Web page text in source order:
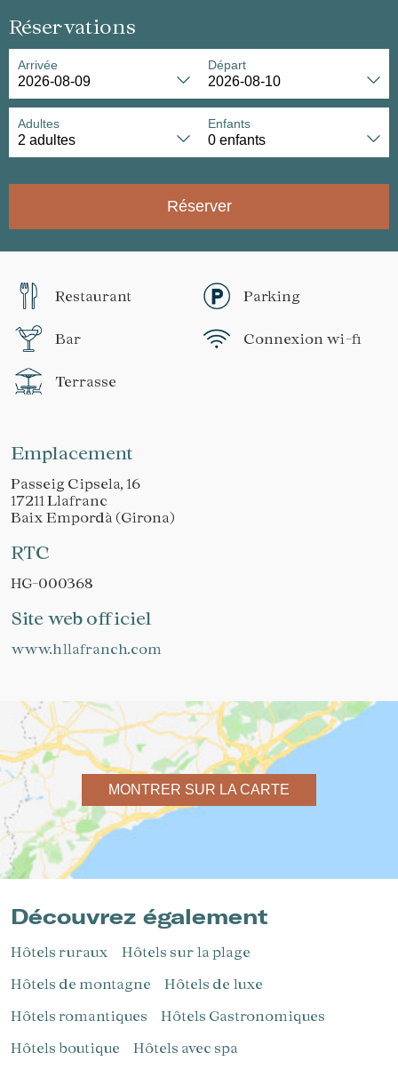
Réservations
Arrivée Départ
Adultes Enfants
Réserver
Restaurant Parking
Bar Connexion wi-fi
Terrasse
Emplacement
Passeig Cipsela, 16
17211 Llafranc
Baix Empordà (Girona)
RTC
HG-000368
Site web officiel
www.hllafranch.com
MONTRER SUR LA CARTE
Découvrez également
Hôtels ruraux
Hôtels sur la plage
Hôtels de montagne
Hôtels de luxe
Hôtels romantiques
Hôtels Gastronomiques
Hôtels boutique
Hôtels avec spa